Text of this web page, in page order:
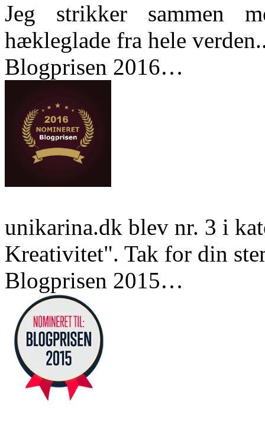
Jeg strikker sammen
hækleglade fra hele
Blogprisen 2016…
unikarina.dk blev nr. 3 i
Kreativitet". Tak for din
Blogprisen 2015…